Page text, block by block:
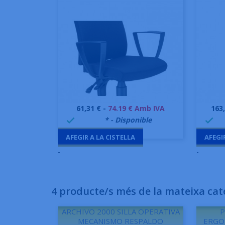
 Vista ràpida
Preu
61,31 € - 74.19 € Amb IVA
 * - Disponible
AFEGIR A LA CISTELLA
-

-
4 producte/s més de la mateixa
ARCHIVO 2000 SILLA OPERATIVA
MECANISMO RESPALDO